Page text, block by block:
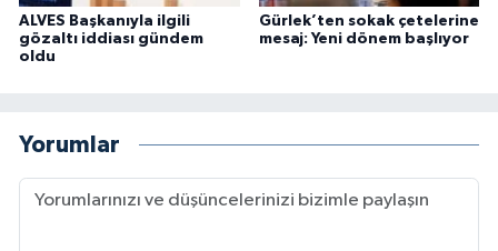
ALVES Başkanıyla ilgili
gözaltı iddiası gündem
oldu
Gürlek’ten sokak çetelerine
mesaj: Yeni dönem başlıyor
Yorumlar